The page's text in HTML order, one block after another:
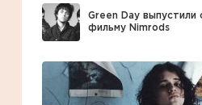
Green Day выпустили
фильму Nimrods